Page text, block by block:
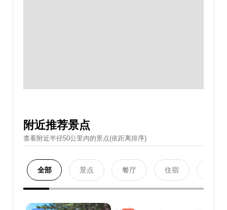
附近推荐景点
查看附近半径50公里內的景点(依距离排序)
全部 景点 餐厅 住宿